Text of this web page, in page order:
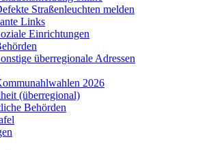
Straßenleuchten melden
Links
Einrichtungen
überregionale Adressen
2026
(überregional)
Behörden